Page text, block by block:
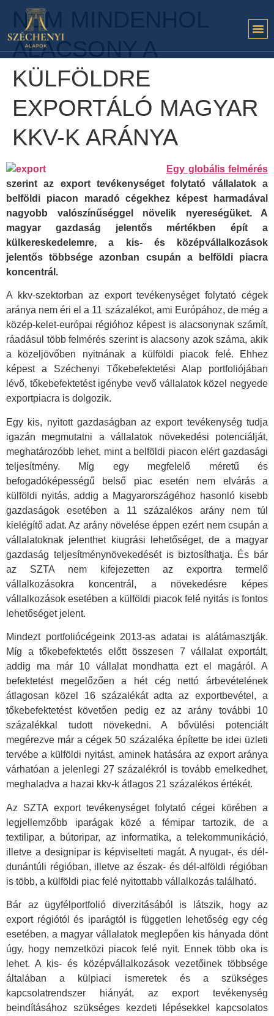
NEM MINDENHOL
ALACSONY A
KÜLFÖLDRE
EXPORTÁLÓ MAGYAR
KKV-K ARÁNYA
Egy globális felmérés
szerint az export tevékenységet folytató vállalatok a
belföldi piacon maradó cégekhez képest harmadával
nagyobb valószínűséggel növelik nyereségüket. A
magyar gazdaság jelentős mértékben épít a
külkereskedelemre, a kis- és középvállalkozások
jelentős többsége azonban csupán a belföldi piacra
koncentrál.
A kkv-szektorban az export tevékenységet folytató cégek
aránya nem éri el a 11 százalékot, ami Európához, de még a
közép-kelet-európai régióhoz képest is alacsonynak számít,
ráadásul több felmérés szerint is alacsony azok száma, akik
a közeljövőben nyitnának a külföldi piacok felé. Ehhez
képest a Széchenyi Tőkebefektetési Alap portfoliójában
lévő, tőkebefektetést igénybe vevő vállalatok közel negyede
exportpiacra is dolgozik.
Egy kis, nyitott gazdaságban az export tevékenység tudja
igazán megmutatni a vállalatok növekedési potenciálját,
meghatározóbb lehet, mint a belföldi piacon elért gazdasági
teljesítmény. Míg egy megfelelő méretű és
befogadóképességű belső piac esetén nem elvárás a
külföldi nyitás, addig a Magyarországéhoz hasonló kisebb
gazdaságok esetében a 11 százalékos arány nem túl
kielégítő adat. Az arány növelése éppen ezért nem csupán a
vállalatoknak jelenthet kiugrási lehetőséget, de a magyar
gazdaság teljesítménynövekedését is biztosíthatja. És bár
az SZTA nem kifejezetten az exportra termelő
vállalkozásokra koncentrál, a növekedésre képes
vállalkozások esetében a külföldi piacok felé nyitás is fontos
lehetőséget jelent.
Mindezt portfoliócégeink 2013-as adatai is alátámasztják.
Míg a tőkebefektetés előtt összesen 7 vállalat exportált,
addig ma már 10 vállalat mondhatta ezt el magáról. A
befektetést megelőzően a hét cég nettó árbevételének
átlagosan közel 16 százalékát adta az exportbevétel, a
tőkebefektetést követően pedig ez az arány további 10
százalékkal tudott növekedni. A bővülési potenciált
megérezve már a cégek 50 százaléka építette be idei üzleti
tervébe a külföldi nyitást, aminek hatására az export aránya
várhatóan a jelenlegi 27 százalékról is tovább emelkedhet,
meghaladva a hazai kkv-k átlagos 21 százalékos értékét.
Az SZTA export tevékenységet folytató cégei körében a
legjellemzőbb iparágak közé a fémipar tartozik, de a
textilipar, a bútoripar, az informatika, a telekommunikáció,
illetve a designipar is képviselteti magát. A nyugat-, és dél-
dunántúli régióban, illetve az észak- és dél-alföldi régióban
is több, a külföldi piac felé nyitottabb vállalkozás található.
Bár az ügyfélportfolió diverzitásából is látszik, hogy az
export régiótól és iparágtól is független lehetőség egy cég
esetében, a magyar vállalatok meglepően kis hányada dönt
úgy, hogy nemzetközi piacok felé nyit. Ennek több oka is
lehet. A kis- és középvállalkozások vezetőinek többsége
általában a külpiaci ismeretek és a szükséges
kapcsolatrendszer hiányát, az export tevékenység
beindításához szükséges kezdeti lépésekkel kapcsolatos